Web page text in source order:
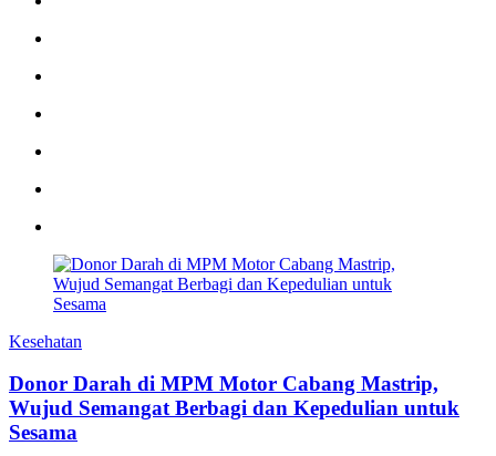
Kesehatan
Donor Darah di MPM Motor Cabang Mastrip,
Wujud Semangat Berbagi dan Kepedulian untuk
Sesama